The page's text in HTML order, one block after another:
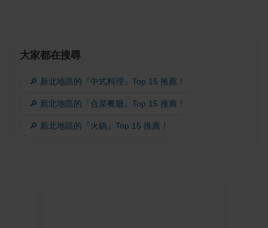
大家都在搜尋
🔎 新北地區的『中式料理』Top 15 推薦！
🔎 新北地區的『合菜餐廳』Top 15 推薦！
🔎 新北地區的『火鍋』Top 15 推薦！